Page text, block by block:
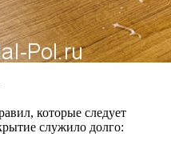
которые следует
служило долго: